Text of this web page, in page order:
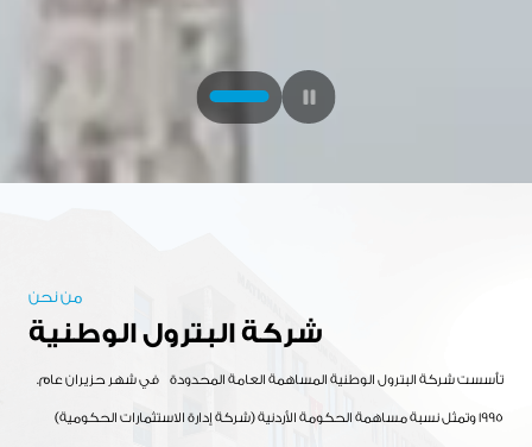
من نحن
شركة البترول الوطنية
.تأسست شركة البترول الوطنية المساهمة العامة المحدودة في شهر حزيران عام
1995 وتمثل نسبة مساهمة الحكومة الأردنية (شركة إدارة الاستثمارات الحكومية)